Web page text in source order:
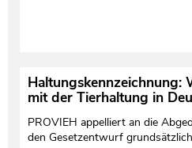
Haltungskennzeichnung:
mit der Tierhaltung in
PROVIEH appelliert an die
den Gesetzentwurf